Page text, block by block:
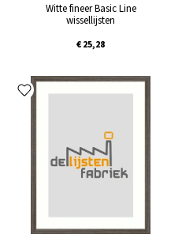
Witte fineer Basic Line
wissellijsten
€ 25,28